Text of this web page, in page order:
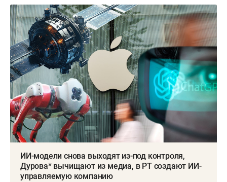
ИИ-модели снова выходят из-под контроля,
Дурова* вычищают из медиа, в РТ создают ИИ-
управляемую компанию